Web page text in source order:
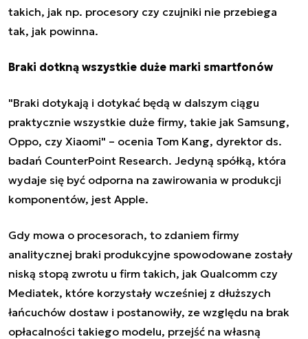
takich, jak np. procesory czy czujniki nie przebiega
tak, jak powinna.
Braki dotkną wszystkie duże marki smartfonów
"Braki dotykają i dotykać będą w dalszym ciągu
praktycznie wszystkie duże firmy, takie jak Samsung,
Oppo, czy Xiaomi" – ocenia Tom Kang, dyrektor ds.
badań CounterPoint Research. Jedyną spółką, która
wydaje się być odporna na zawirowania w produkcji
komponentów, jest Apple.
Gdy mowa o procesorach, to zdaniem firmy
analitycznej braki produkcyjne spowodowane zostały
niską stopą zwrotu u firm takich, jak Qualcomm czy
Mediatek, które korzystały wcześniej z dłuższych
łańcuchów dostaw i postanowiły, ze względu na brak
opłacalności takiego modelu, przejść na własną